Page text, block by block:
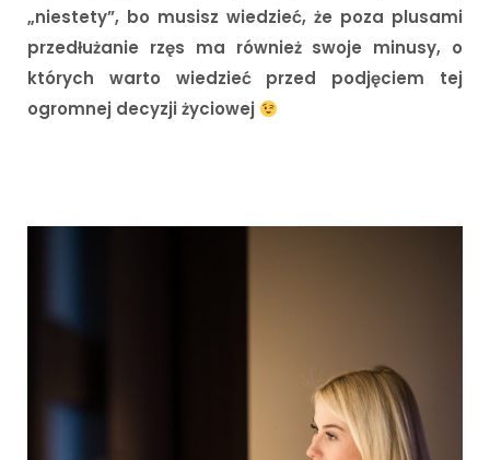
„niestety”, bo musisz wiedzieć, że poza plusami
przedłużanie rzęs ma również swoje minusy, o
których warto wiedzieć przed podjęciem tej
ogromnej decyzji życiowej